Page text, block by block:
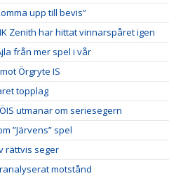
upp till bevis”
Zenith har hittat vinnarspåret igen
från mer spel i vår
Örgryte IS
topplag
utmanar om seriesegern
”Järvens” spel
rättvis seger
motstånd